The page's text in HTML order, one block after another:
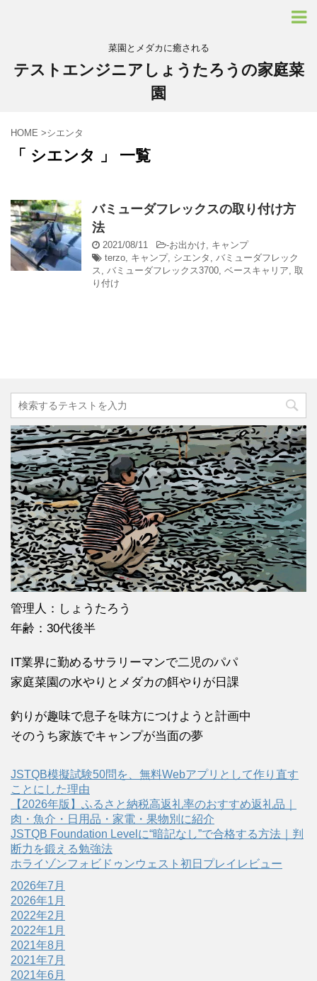
菜園とメダカに癒される
テストエンジニアしょうたろうの家庭菜
園
HOME >シエンタ
「 シエンタ 」 一覧
バミューダフレックスの取り付け方
法
2021/08/11 -お出かけ, キャンプ
terzo, キャンプ, シエンタ , バミューダフレック
ス, バミューダフレックス3700, ベースキャリア, 取
り付け
管理人：しょうたろう
年齢：30代後半
IT業界に勤めるサラリーマンで二児のパパ
家庭菜園の水やりとメダカの餌やりが日課
釣りが趣味で息子を味方につけようと計画中
そのうち家族でキャンプが当面の夢
JSTQB模擬試験50問を、無料Webアプリとして作り直す
ことにした理由
【2026年版】ふるさと納税高返礼率のおすすめ返礼品｜
肉・魚介・日用品・家電・果物別に紹介
JSTQB Foundation Levelに“暗記なし”で合格する方法｜判
断力を鍛える勉強法
ホライゾンフォビドゥンウェスト初日プレイレビュー
2026年7月
2026年1月
2022年2月
2022年1月
2021年8月
2021年7月
2021年6月